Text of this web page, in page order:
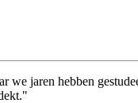
we jaren hebben